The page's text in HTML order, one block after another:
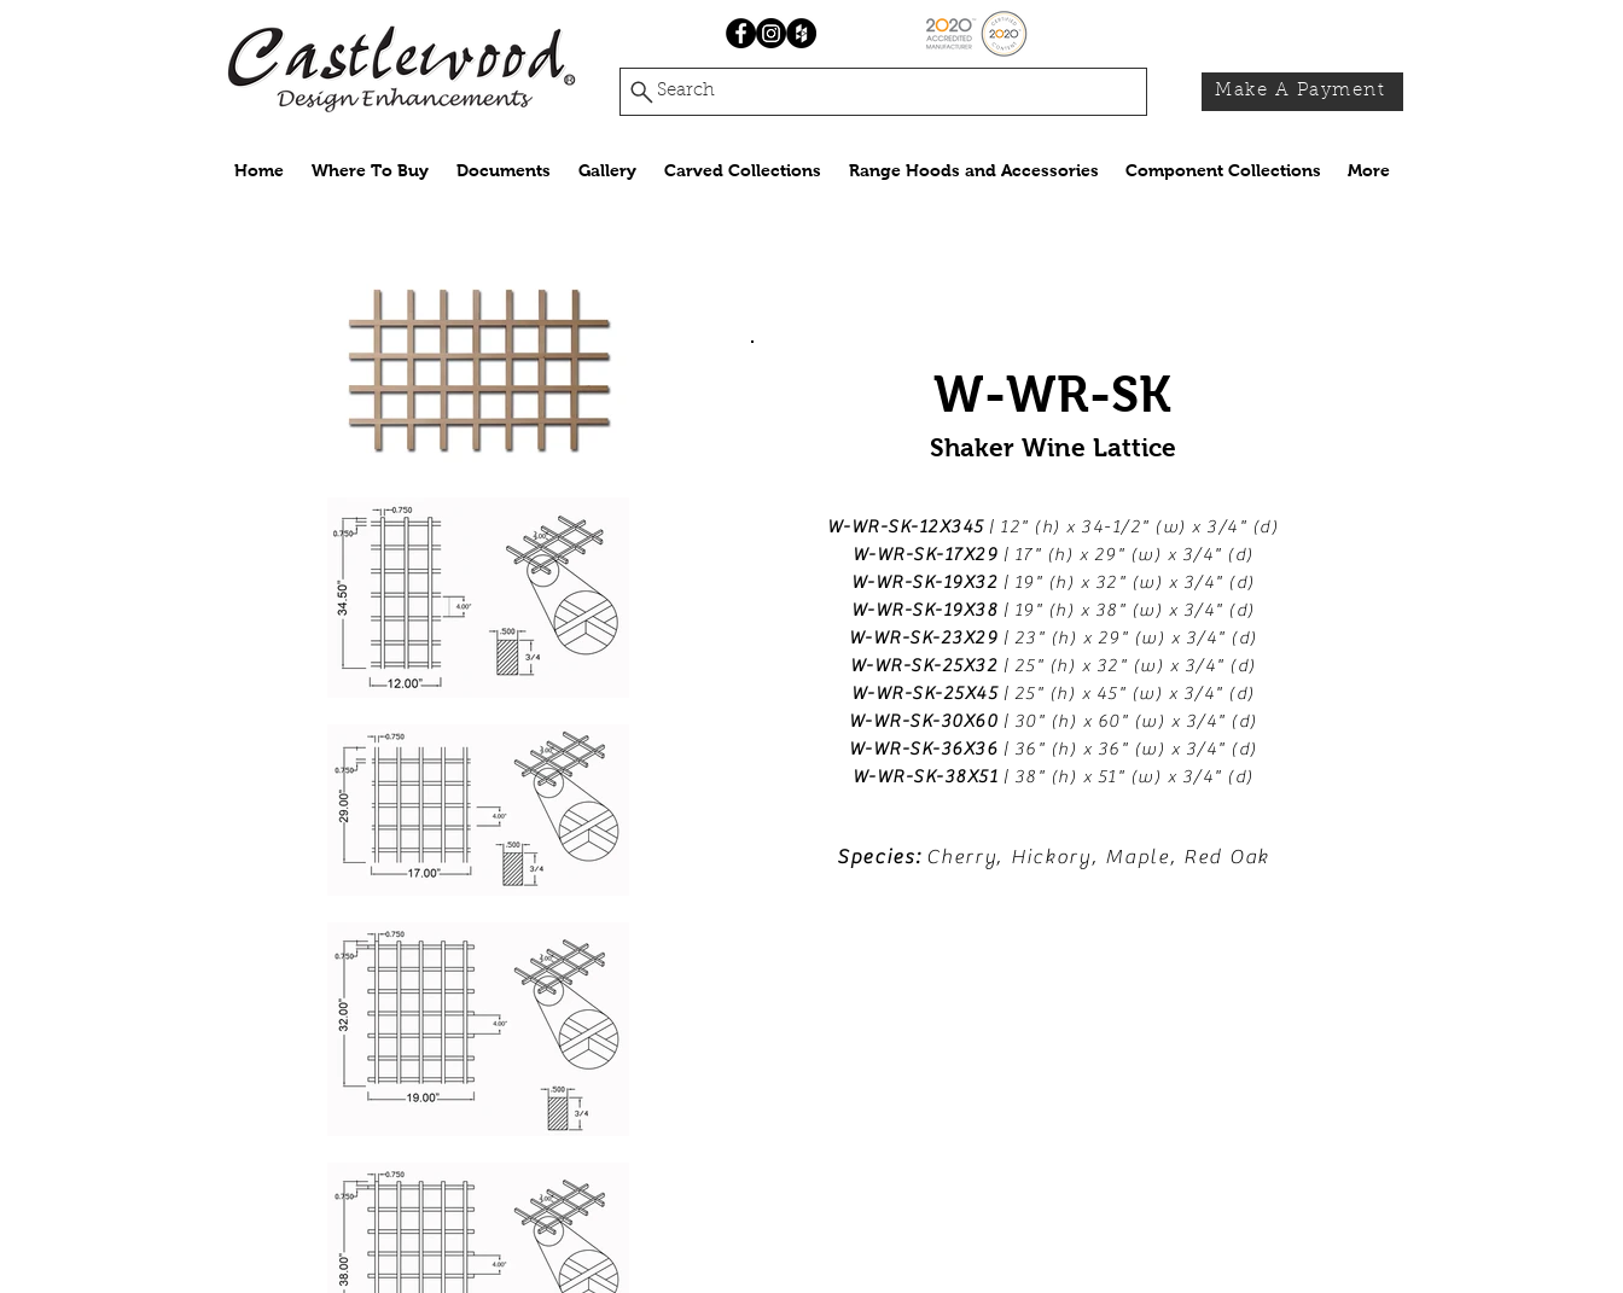
Search Make A Payment
Home Where To Buy Documents Gallery Carved Collections Range Hoods and Accessories Component Collections More
W-WR-SK
Shaker Wine Lattice
W-WR-SK-12X345 | 12" (h) x 34-1/2" (w) x 3/4" (d)
W-WR-SK-17X29 | 17" (h) x 29" (w) x 3/4" (d)
W-WR-SK-19X32 | 19" (h) x 32" (w) x 3/4" (d)
W-WR-SK-19X38 | 19" (h) x 38" (w) x 3/4" (d)
W-WR-SK-23X29 | 23" (h) x 29" (w) x 3/4" (d)
W-WR-SK-25X32 | 25" (h) x 32" (w) x 3/4" (d)
W-WR-SK-25X45 | 25" (h) x 45" (w) x 3/4" (d)
W-WR-SK-30X60 | 30" (h) x 60" (w) x 3/4" (d)
W-WR-SK-36X36 | 36" (h) x 36" (w) x 3/4" (d)
W-WR-SK-38X51 | 38" (h) x 51" (w) x 3/4" (d)
Species:Cherry, Hickory, Maple, Red Oak